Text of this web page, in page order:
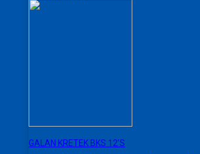
GALAN KRETEK BKS 12’S